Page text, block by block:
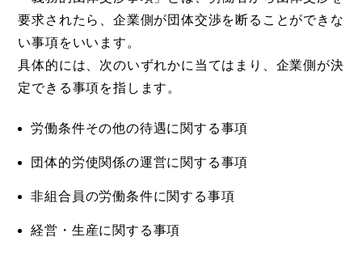
要求されたら、企業側が団体交渉を断ることができな
い事項をいいます。
具体的には、次のいずれかに当てはまり、企業側が決
定できる事項を指します。
労働条件その他の待遇に関する事項
団体的労使関係の運営に関する事項
非組合員の労働条件に関する事項
経営・生産に関する事項